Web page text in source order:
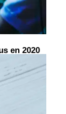
en 2020